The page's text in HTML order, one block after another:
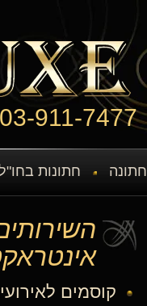
03-911-7477
חתונה חתונות
קוסמים